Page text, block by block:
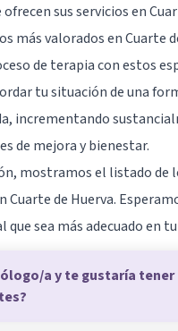
sus servicios en
más valorados en Cuarte
de terapia con estos
tu situación de una
incrementando
de mejora y bienestar.
mostramos el listado de
Cuarte de Huerva.
sea más adecuado en
a y te gustaría tener